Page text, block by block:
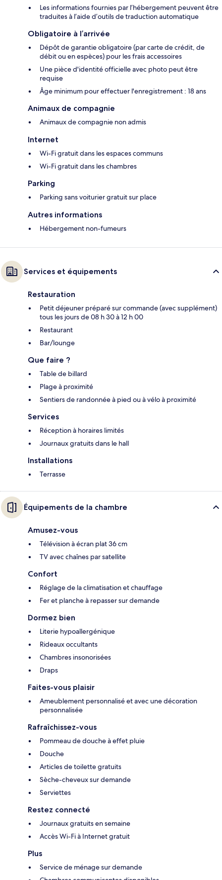
Les informations fournies par l’hébergement peuvent être
traduites à l’aide d’outils de traduction automatique
Obligatoire à l’arrivée
Dépôt de garantie obligatoire (par carte de crédit, de
débit ou en espèces) pour les frais accessoires
Une pièce d'identité officielle avec photo peut être
requise
Âge minimum pour effectuer l'enregistrement : 18 ans
Animaux de compagnie
Animaux de compagnie non admis
Internet
Wi-Fi gratuit dans les espaces communs
Wi-Fi gratuit dans les chambres
Parking
Parking sans voiturier gratuit sur place
Autres informations
Hébergement non-fumeurs
Services et équipements
Restauration
Petit déjeuner préparé sur commande (avec supplément)
tous les jours de 08 h 30 à 12 h 00
Restaurant
Bar/lounge
Que faire ?
Table de billard
Plage à proximité
Sentiers de randonnée à pied ou à vélo à proximité
Services
Réception à horaires limités
Journaux gratuits dans le hall
Installations
Terrasse
Équipements de la chambre
Amusez-vous
Télévision à écran plat 36 cm
TV avec chaînes par satellite
Confort
Réglage de la climatisation et chauffage
Fer et planche à repasser sur demande
Dormez bien
Literie hypoallergénique
Rideaux occultants
Chambres insonorisées
Draps
Faites-vous plaisir
Ameublement personnalisé et avec une décoration
personnalisée
Rafraîchissez-vous
Pommeau de douche à effet pluie
Douche
Articles de toilette gratuits
Sèche-cheveux sur demande
Serviettes
Restez connecté
Journaux gratuits en semaine
Accès Wi-Fi à Internet gratuit
Plus
Service de ménage sur demande